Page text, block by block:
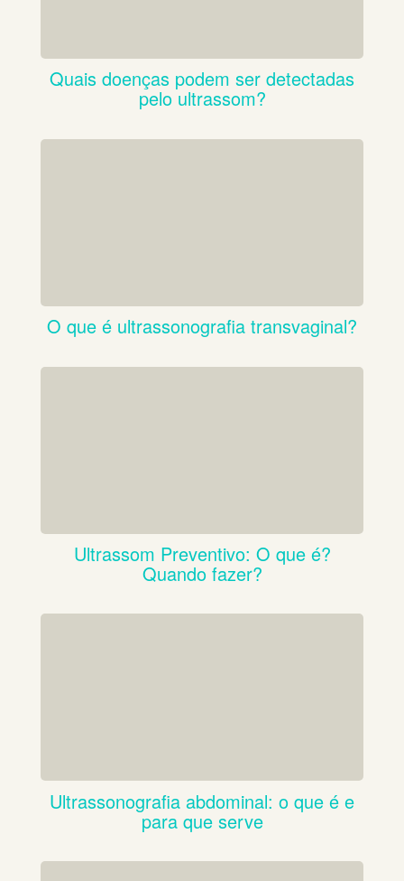
Quais doenças podem ser detectadas
pelo ultrassom?
O que é ultrassonografia transvaginal?
Ultrassom Preventivo: O que é?
Quando fazer?
Ultrassonografia abdominal: o que é e
para que serve